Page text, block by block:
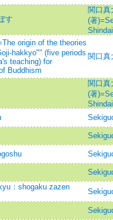
す
関口真
(著
origin of the theories
hakkyo"" (five periods
teaching) for
Buddhism
関口真
関口真
(著
：shogaku zazen